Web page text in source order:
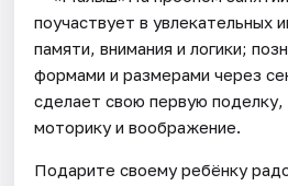
поучаствует в увлекательных
памяти, внимания и логики;
формами и размерами через
сделает свою первую поделку,
моторику и воображение.
Подарите своему ребёнку